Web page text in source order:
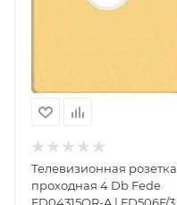
Телевизионная розетка
проходная 4 Db Fede